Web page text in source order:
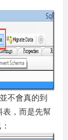
不會真的到
表，而是先幫